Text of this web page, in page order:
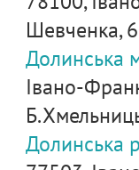
Шевченка,
Долинська
Івано-
Долинська